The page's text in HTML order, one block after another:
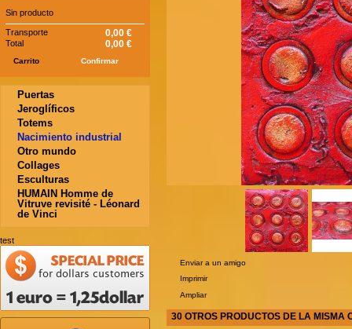
Sin producto
Transporte 0,00 €
Total 0,00 €
Carrito Confirmar
Puertas
Jeroglíficos
Totems
Nacimiento industrial
Otro mundo
Collages
Esculturas
HUMAIN Homme de
Vitruve revisité - Léonard
de Vinci
test
Enviar a un amigo
Imprimir
Ampliar
30 OTROS PRODUCTOS DE LA MISMA